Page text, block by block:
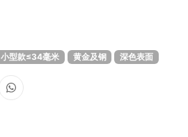
小型款≤34毫米 黄金及钢 深色表面